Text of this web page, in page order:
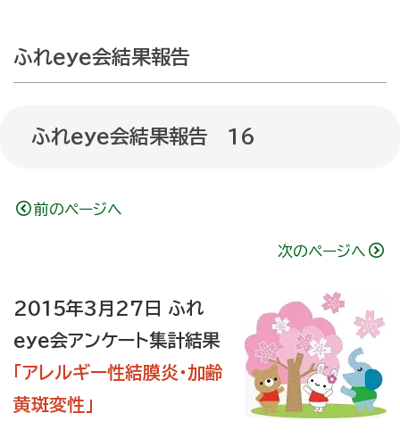
ふれeye会結果報告
ふれeye会結果報告 16
前のページへ
次のページへ
2015年3月27日 ふれ
eye会アンケート集計結果
｢アレルギー性結膜炎・加齢
黄斑変性｣